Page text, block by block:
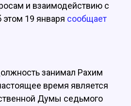
и взаимодействию с
этом 19 января сообщает
занимал Рахим
время является
Думы седьмого